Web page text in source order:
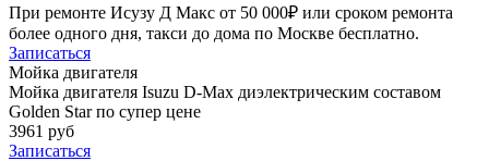
При ремонте Исузу Д Макс от 50 000₽ или сроком ремонта
более одного дня, такси до дома по Москве бесплатно.
Записаться
Мойка двигателя
Мойка двигателя Isuzu D-Max диэлектрическим составом
Golden Star по супер цене
3961 руб
Записаться